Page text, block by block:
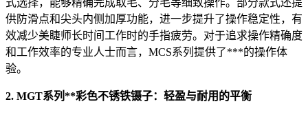
式选择，能够精确完成取毛、分毛等细致操作。部分款式还提
供防滑点和尖头内侧加厚功能，进一步提升了操作稳定性，有
效减少美睫师长时间工作时的手指疲劳。对于追求操作精确度
和工作效率的专业人士而言，MCS系列提供了***的操作体
验。
2. MGT系列**彩色不锈铁镊子：轻盈与耐用的平衡